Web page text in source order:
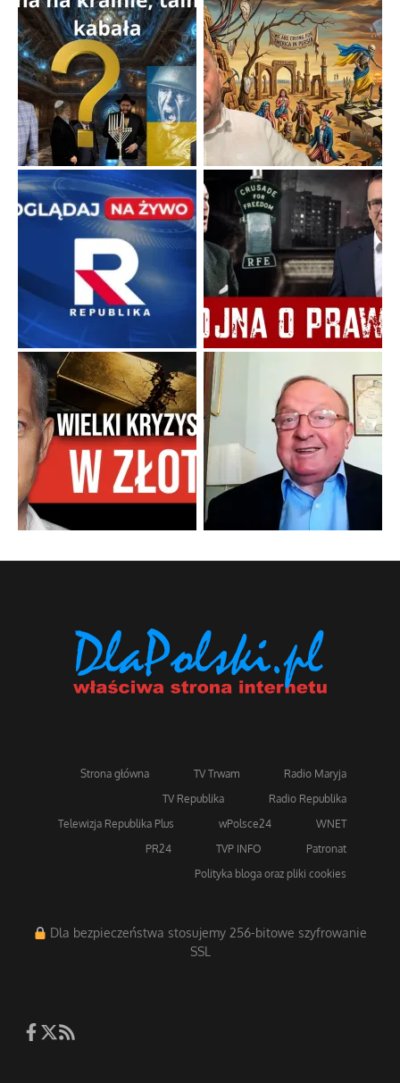
Ekspresowy kurs zbawienia z rodzinną katastrofą
Dramatyczne skutki skrajnej nadgorliwości we wspólnocie.
Popularne